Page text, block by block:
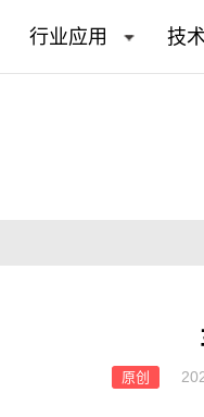
行业应用 技
原创